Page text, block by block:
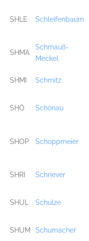
SHLE Schleifenbaum
SHMA
Schmauß-
Meckel
SHMI Schmitz
SHÖ Schönau
SHOP Schoppmeier
SHRI Schriever
SHUL Schulze
SHUM Schumacher